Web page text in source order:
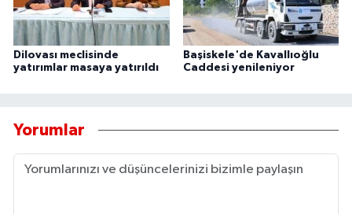
Dilovası meclisinde
yatırımlar masaya yatırıldı
Başiskele'de Kavallıoğlu
Caddesi yenileniyor
Yorumlar